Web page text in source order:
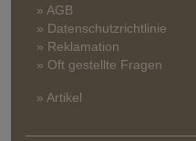
» AGB
» Datenschutzrichtlinie
» Reklamation
» Oft gestellte Fragen
» Artikel